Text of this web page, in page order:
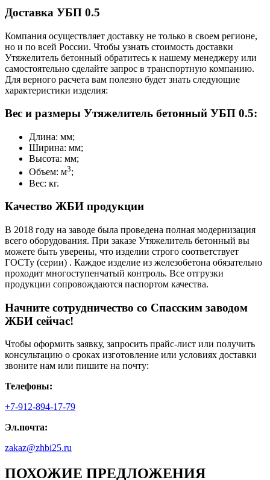
Доставка УБП 0.5
Компания осуществляет доставку не только в своем регионе,
но и по всей России. Чтобы узнать стоимость доставки
Утяжелитель бетонный обратитесь к нашему менеджеру или
самостоятельно сделайте запрос в транспортную компанию.
Для верного расчета вам полезно будет знать следующие
характеристики изделия:
Вес и размеры Утяжелитель бетонный УБП 0.5:
Длина: мм;
Ширина: мм;
Высота: мм;
Объем: м3;
Вес: кг.
Качество ЖБИ продукции
В 2018 году на заводе была проведена полная модернизация
всего оборудования. При заказе Утяжелитель бетонный вы
можете быть уверены, что изделии строго соответствует
ГОСТу (серии) . Каждое изделие из железобетона обязательно
проходит многоступенчатый контроль. Все отгрузки
продукции сопровождаются паспортом качества.
Начните сотрудничество со Cпасским заводом
ЖБИ сейчас!
Чтобы оформить заявку, запросить прайс-лист или получить
консультацию о сроках изготовление или условиях доставки
звоните нам или пишите на почту:
Телефоны:
+7-912-894-17-79
Эл.почта:
zakaz@zhbi25.ru
ПОХОЖИЕ ПРЕДЛОЖЕНИЯ